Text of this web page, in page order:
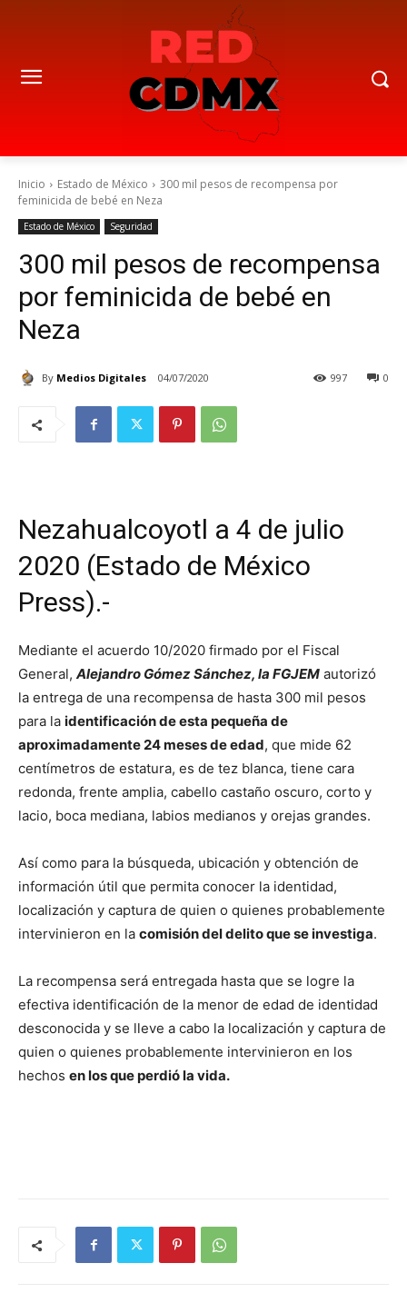
Inicio Estado de México
300 mil pesos de recompensa por
feminicida de bebé en Neza
Estado de México Seguridad
300 mil pesos de recompensa
por feminicida de bebé en
Neza
By Medios Digitales 04/07/2020 0
997
Nezahualcoyotl a 4 de julio
2020 (Estado de México
Press).-
Mediante el acuerdo 10/2020 firmado por el Fiscal
General, Alejandro Gómez Sánchez, la FGJEM autorizó
la entrega de una recompensa de hasta 300 mil pesos
para la identificación de esta pequeña de
aproximadamente 24 meses de edad, que mide 62
centímetros de estatura, es de tez blanca, tiene cara
redonda, frente amplia, cabello castaño oscuro, corto y
lacio, boca mediana, labios medianos y orejas grandes.
Así como para la búsqueda, ubicación y obtención de
información útil que permita conocer la identidad,
localización y captura de quien o quienes probablemente
intervinieron en la comisión del delito que se investiga.
La recompensa será entregada hasta que se logre la
efectiva identificación de la menor de edad de identidad
desconocida y se lleve a cabo la localización y captura de
quien o quienes probablemente intervinieron en los
hechos en los que perdió la vida.